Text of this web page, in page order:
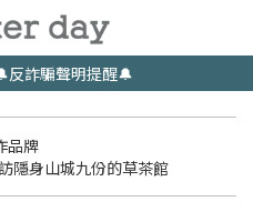
詐騙聲明提醒🔔
品牌
隱身山城九份的草茶館